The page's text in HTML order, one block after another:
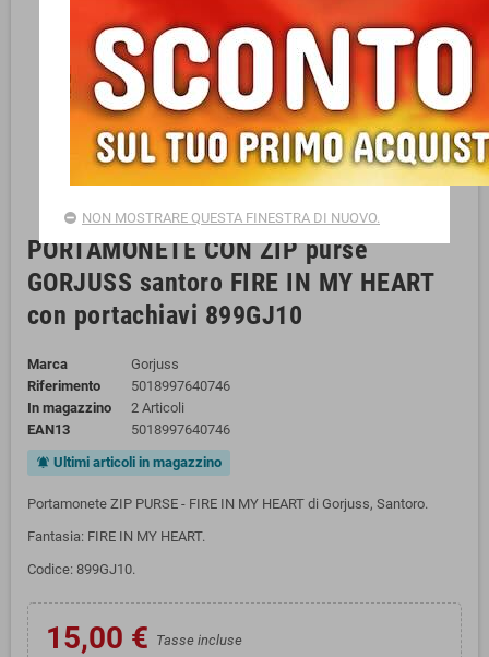
PORTAMONETE CON ZIP purse
GORJUSS santoro FIRE IN MY HEART
con portachiavi 899GJ10
Marca
Gorjuss
Riferimento
5018997640746
In magazzino
2 Articoli
EAN13
5018997640746
notifications_active Ultimi articoli in magazzino
Portamonete ZIP PURSE - FIRE IN MY HEART di Gorjuss, Santoro.
Fantasia: FIRE IN MY HEART.
Codice: 899GJ10.
15,00 € Tasse incluse
NON MOSTRARE QUESTA FINESTRA DI NUOVO.